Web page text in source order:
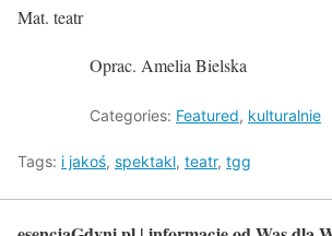
Mat. teatr
Oprac. Amelia Bielska
Categories: Featured, kulturalnie
Tags: i jakoś, spektakl, teatr, tgg